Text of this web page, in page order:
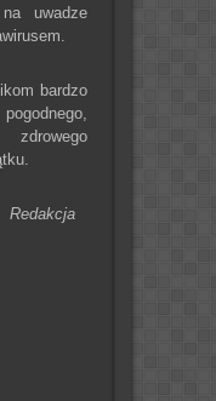
uwadze
bardzo
zdrowego
Redakcja